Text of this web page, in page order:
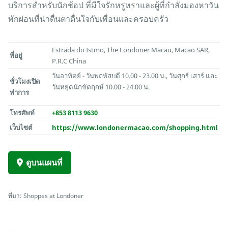
บริการสำหรับนักช้อป ที่มีใจรักหรูหราและผู้ที่กำลังมองหาวัน
พักผ่อนที่น่าตื่นตาตื่นใจกับเพื่อนและครอบครัว
ที่อยู่
Estrada do Istmo, The Londoner Macau, Macao SAR,
P.R.C China
ชั่วโมงเปิด
ทำการ
วันอาทิตย์ - วันพฤหัสบดี 10.00 - 23.00 น., วันศุกร์ เสาร์ และ
วันหยุดนักขัตฤกษ์ 10.00 - 24.00 น.
โทรศัพท์
+853 8113 9630
เว็บไซต์
https://www.londonermacao.com/shopping.html
ดูบนแผนที่
ที่มา: Shoppes at Londoner